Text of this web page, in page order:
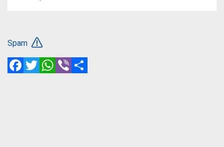
Spam
FacebookTwitterWhatsApp
Viber